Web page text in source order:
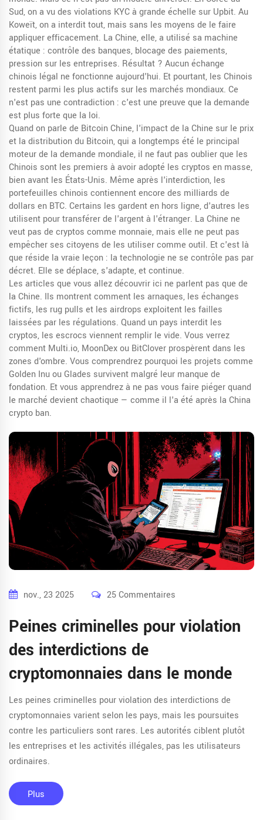
Sud, on a vu des violations KYC à grande échelle sur Upbit. Au
Koweït, on a interdit tout, mais sans les moyens de le faire
appliquer efficacement. La Chine, elle, a utilisé sa machine
étatique : contrôle des banques, blocage des paiements,
pression sur les entreprises. Résultat ? Aucun échange
chinois légal ne fonctionne aujourd'hui. Et pourtant, les Chinois
restent parmi les plus actifs sur les marchés mondiaux. Ce
n'est pas une contradiction : c'est une preuve que la demande
est plus forte que la loi.
Quand on parle de Bitcoin Chine, l'impact de la Chine sur le prix
et la distribution du Bitcoin, qui a longtemps été le principal
moteur de la demande mondiale, il ne faut pas oublier que les
Chinois sont les premiers à avoir adopté les cryptos en masse,
bien avant les États-Unis. Même après l'interdiction, les
portefeuilles chinois contiennent encore des milliards de
dollars en BTC. Certains les gardent en hors ligne, d'autres les
utilisent pour transférer de l'argent à l'étranger. La Chine ne
veut pas de cryptos comme monnaie, mais elle ne peut pas
empêcher ses citoyens de les utiliser comme outil. Et c'est là
que réside la vraie leçon : la technologie ne se contrôle pas par
décret. Elle se déplace, s'adapte, et continue.
Les articles que vous allez découvrir ici ne parlent pas que de
la Chine. Ils montrent comment les arnaques, les échanges
fictifs, les rug pulls et les airdrops exploitent les failles
laissées par les régulations. Quand un pays interdit les
cryptos, les escrocs viennent remplir le vide. Vous verrez
comment Multi.io, MoonDex ou BitClover prospèrent dans les
zones d'ombre. Vous comprendrez pourquoi les projets comme
Golden Inu ou Glades survivent malgré leur manque de
fondation. Et vous apprendrez à ne pas vous faire piéger quand
le marché devient chaotique — comme il l'a été après la China
crypto ban.
nov., 23 2025 25 Commentaires
Peines criminelles pour violation
des interdictions de
cryptomonnaies dans le monde
Les peines criminelles pour violation des interdictions de
cryptomonnaies varient selon les pays, mais les poursuites
contre les particuliers sont rares. Les autorités ciblent plutôt
les entreprises et les activités illégales, pas les utilisateurs
ordinaires.
Plus